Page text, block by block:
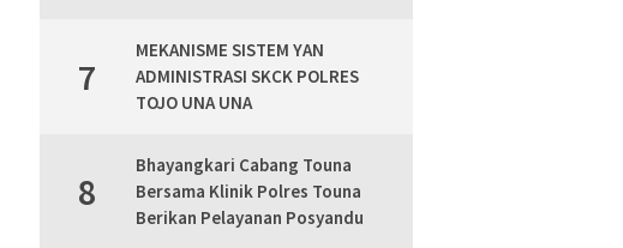
7
MEKANISME SISTEM YAN
ADMINISTRASI SKCK POLRES
TOJO UNA UNA
8
Bhayangkari Cabang Touna
Bersama Klinik Polres Touna
Berikan Pelayanan Posyandu